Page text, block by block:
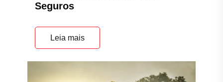
Seguros
Leia mais